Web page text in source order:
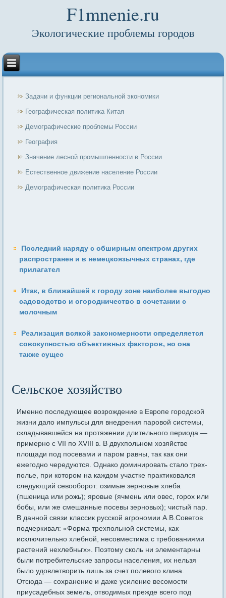
F1mnenie.ru
Экологические проблемы городов
Задачи и функции региональной экономики
Географическая политика Китая
Демографические проблемы России
География
Значение лесной промышленности в России
Естественное движение население России
Демографическая политика России
Последний наряду с обширным спектром других
распространен и в немецкоязычных странах, где
прилагател
Итак, в ближайшей к городу зоне наиболее выгодно
садоводство и огородничество в сочетании с
молочным
Реализация всякой закономерности определяется
совокупностью объективных факторов, но она
также сущес
Сельское хозяйство
Именно последующее возрождение в Европе городской
жизни дало импульсы для внедрения паровой системы,
складывавшейся на протяжении длительного периода —
примерно с VII по XVIII в. В двухпольном хозяйстве
площади под посевами и паром равны, так как они
ежегодно чередуются. Однако доминировать стало трех­
полье, при котором на каждом участке практиковался
следующий севооборот: озимые зерновые хлеба
(пшеница или рожь); яровые (ячмень или овес, горох или
бобы, или же смешанные посевы зерно­вых); чистый пар.
В данной связи классик русской агрономии А.В.Советов
подчеркивал: «Форма трехпольной системы, как
исключительно хлебной, несовместима с требованиями
растений нехлебньгх». Поэто­му сколь ни элементарны
были потребительские запросы населе­ния, их нельзя
было удовлетворить лишь за счет полевого клина.
Отсюда — сохранение и даже усиление весомости
приусадебных земель, отводимых прежде всего под